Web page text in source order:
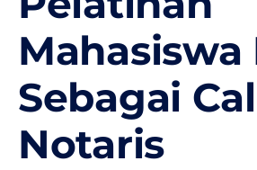
Mahasiswa
Sebagai
Notaris